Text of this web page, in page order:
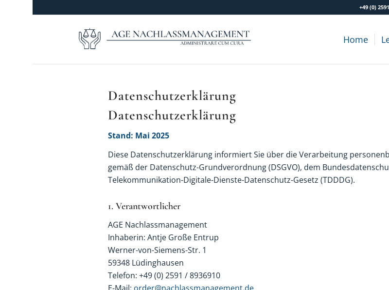
+49 (0)
Home
Datenschutzerklärung
Datenschutzerklärung
Stand: Mai 2025
Diese Datenschutzerklärung informiert Sie über die Verarbeitung
gemäß der Datenschutz-Grundverordnung (DSGVO), dem
Telekommunikation-Digitale-Dienste-Datenschutz-Gesetz (TDDDG).
1. Verantwortlicher
AGE Nachlassmanagement
Inhaberin: Antje Große Entrup
Werner-von-Siemens-Str. 1
59348 Lüdinghausen
Telefon: +49 (0) 2591 / 8936910